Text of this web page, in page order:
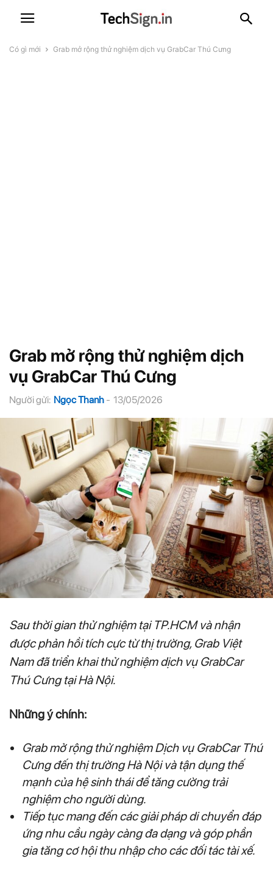
Có gì mới Grab mở rộng thử nghiệm dịch vụ GrabCar Thú Cưng
Grab mở rộng thử nghiệm dịch
vụ GrabCar Thú Cưng
Người gửi: Ngọc Thanh - 13/05/2026
Sau thời gian thử nghiệm tại TP.HCM và nhận
được phản hồi tích cực từ thị trường, Grab Việt
Nam đã triển khai thử nghiệm dịch vụ GrabCar
Thú Cưng tại Hà Nội.
Những ý chính:
Grab mở rộng thử nghiệm Dịch vụ GrabCar Thú
Cưng đến thị trường Hà Nội và tận dụng thế
mạnh của hệ sinh thái để tăng cường trải
nghiệm cho người dùng.
Tiếp tục mang đến các giải pháp di chuyển đáp
ứng nhu cầu ngày càng đa dạng và góp phần
gia tăng cơ hội thu nhập cho các đối tác tài xế.